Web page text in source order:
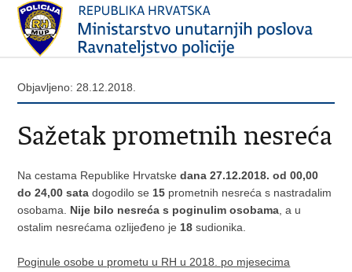
Objavljeno: 28.12.2018.
Sažetak prometnih nesreća
Na cestama Republike Hrvatskedana 27.12.2018. od 00,00
do 24,00 sata dogodilo se 15 prometnih nesreća s nastradalim
osobama. Nije bilo nesreća s poginulim osobama , a u
ostalim nesrećama ozlijeđeno je 18sudionika.
Poginule osobe u prometu u RH u 2018. po mjesecima